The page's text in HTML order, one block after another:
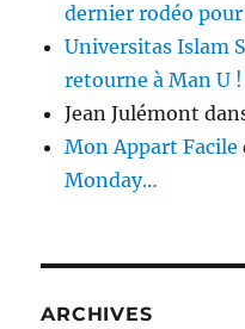
dernier rodéo
Universitas Islam
retourne à Man U !
Jean Julémont
Mon Appart Facile
Monday…
ARCHIVES